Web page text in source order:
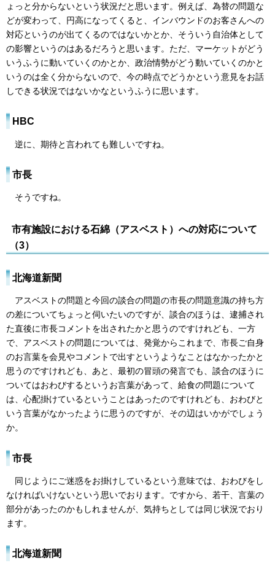
ょっと分からないという状況だと思います。例えば、為替の問題な
どが変わって、円高になってくると、インバウンドのお客さんへの
対応というのが出てくるのではないかとか、そういう自治体として
の影響というのはあるだろうと思います。ただ、マーケットがどう
いうふうに動いていくのかとか、政治情勢がどう動いていくのかと
いうのは全く分からないので、今の時点でどうかという意見をお話
しできる状況ではないかなというふうに思います。
HBC
逆に、期待と言われても難しいですね。
市長
そうですね。
市有施設における石綿（アスベスト）への対応について
（3）
北海道新聞
アスベストの問題と今回の談合の問題の市長の問題意識の持ち方
の差についてちょっと伺いたいのですが、談合のほうは、逮捕され
た直後に市長コメントを出されたかと思うのですけれども、一方
で、アスベストの問題については、発覚からこれまで、市長ご自身
のお言葉を会見やコメントで出すというようなことはなかったかと
思うのですけれども、あと、最初の冒頭の発言でも、談合のほうに
ついてはおわびするというお言葉があって、給食の問題について
は、心配掛けているということはあったのですけれども、おわびと
いう言葉がなかったように思うのですが、その辺はいかがでしょう
か。
市長
同じようにご迷惑をお掛けしているという意味では、おわびをし
なければいけないという思いでおります。ですから、若干、言葉の
部分があったのかもしれませんが、気持ちとしては同じ状況でおり
ます。
北海道新聞